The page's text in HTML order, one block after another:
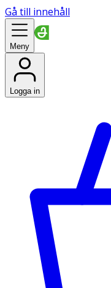
Gå till innehåll
Meny
Logga in